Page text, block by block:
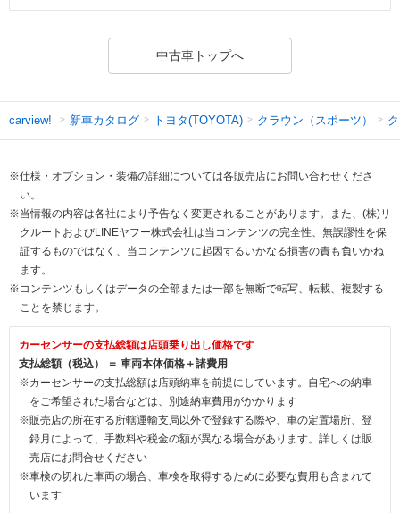
中古車トップへ
carview! 新車カタログ トヨタ(TOYOTA) クラウン（スポーツ）
※仕様・オプション・装備の詳細については各販売店にお問い合わせくださ
い。
※当情報の内容は各社により予告なく変更されることがあります。また、(株)リ
クルートおよびLINEヤフー株式会社は当コンテンツの完全性、無誤謬性を保
証するものではなく、当コンテンツに起因するいかなる損害の責も負いかね
ます。
※コンテンツもしくはデータの全部または一部を無断で転写、転載、複製する
ことを禁じます。
カーセンサーの支払総額は店頭乗り出し価格です
支払総額（税込） ＝ 車両本体価格＋諸費用
※カーセンサーの支払総額は店頭納車を前提にしています。自宅への納車
をご希望された場合などは、別途納車費用がかかります
※販売店の所在する所轄運輸支局以外で登録する際や、車の定置場所、登
録月によって、手数料や税金の額が異なる場合があります。詳しくは販
売店にお問合せください
※車検の切れた車両の場合、車検を取得するために必要な費用も含まれて
います